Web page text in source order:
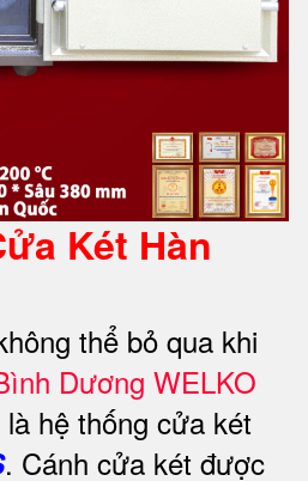
Két Hàn
thể bỏ qua khi
Dương WELKO
là hệ thống cửa két
. Cánh cửa két được